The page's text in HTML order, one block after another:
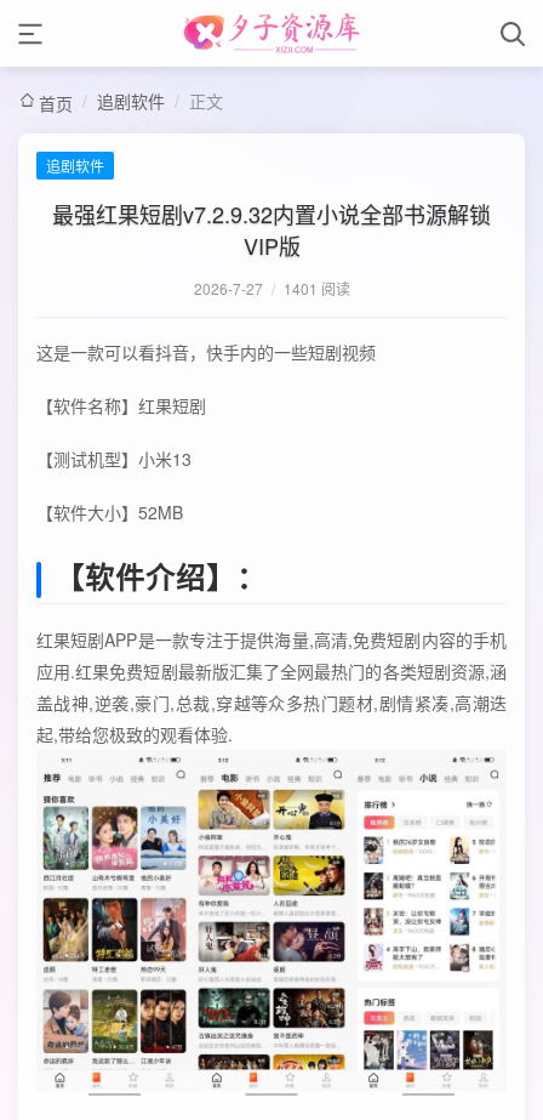
首页 / 追剧软件 / 正文
追剧软件
最强红果短剧v7.2.9.32内置小说全部书源解锁
VIP版
2026-7-27 / 1401 阅读
这是一款可以看抖音，快手内的一些短剧视频
【软件名称】红果短剧
【测试机型】小米13
【软件大小】52MB
【软件介绍】：
红果短剧APP是一款专注于提供海量,高清,免费短剧内容的手机
应用.红果免费短剧最新版汇集了全网最热门的各类短剧资源,涵
盖战神,逆袭,豪门,总裁,穿越等众多热门题材,剧情紧凑,高潮迭
起,带给您极致的观看体验.